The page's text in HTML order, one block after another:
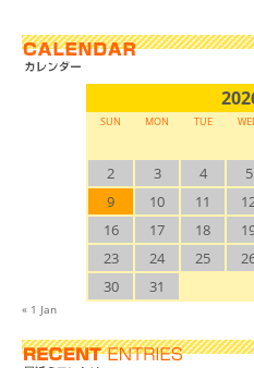
SUN MON TUE
2
3 4 5
9
10 11
16
17 18
23
24 25
30
31
« 1 Jan